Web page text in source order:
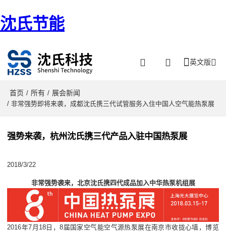
沈氏节能
英文版
首页 / 所有 / 展会新闻
/ 非常强势即将来袭，成都沈氏携三代试管服务入住中国人空气能热泵展
强势来袭，杭州沈氏携三代产品入驻中国热泵展
2018/3/22
非常强势袭来，北京沈氏携四代成品加入中华热泵机组展
2016年7月18日，8届国家空气能空气源热泵展在南京市收拢心墙，博览